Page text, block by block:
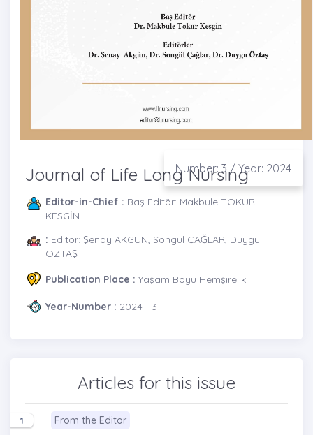
Number: 3 / Year: 2024
Journal of Life Long Nursing
Editor-in-Chief : Baş Editör: Makbule TOKUR
KESGİN
: Editör: Şenay AKGÜN, Songül ÇAĞLAR, Duygu
ÖZTAŞ
Publication Place : Yaşam Boyu Hemşirelik
Year-Number : 2024 - 3
Articles for this issue
1 From the Editor